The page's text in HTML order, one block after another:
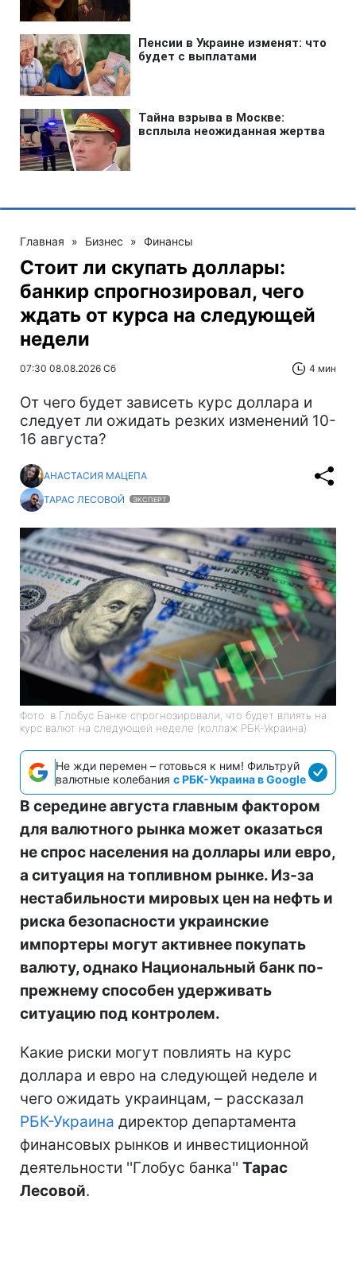
Главная » Бизнес » Финансы
Стоит ли скупать доллары:
банкир спрогнозировал, чего
ждать от курса на следующей
недели
07:30 08.08.2026 Сб 4 мин
От чего будет зависеть курс доллара и
следует ли ожидать резких изменений 10-
16 августа?
АНАСТАСИЯ МАЦЕПА
ТАРАС ЛЕСОВОЙ
ЭКСПЕРТ
Фото: в Глобус Банке спрогнозировали, что будет влиять на
курс валют на следующей неделе (коллаж РБК-Украина)
Не жди перемен – готовься к ним! Фильтруй
валютные колебания с РБК-Украина в Google
В середине августа главным фактором
для валютного рынка может оказаться
не спрос населения на доллары или евро,
а ситуация на топливном рынке. Из-за
нестабильности мировых цен на нефть и
риска безопасности украинские
импортеры могут активнее покупать
валюту, однако Национальный банк по-
прежнему способен удерживать
ситуацию под контролем.
Какие риски могут повлиять на курс
доллара и евро на следующей неделе и
чего ожидать украинцам, – рассказал
РБК-Украина директор департамента
финансовых рынков и инвестиционной
деятельности ''Глобус банка'' Тарас
Лесовой.